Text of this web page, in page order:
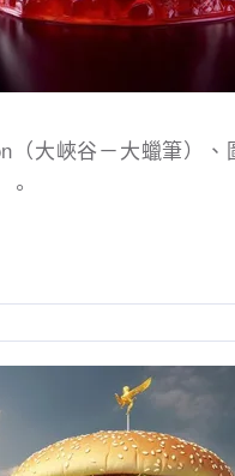
（大峽谷－大蠟筆）、